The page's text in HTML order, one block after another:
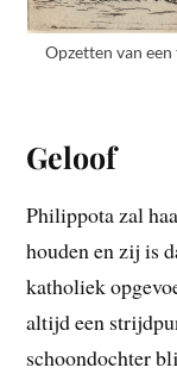
Opzetten van
Geloof
Philippota zal
houden en zij is
katholiek
altijd een
schoondochter